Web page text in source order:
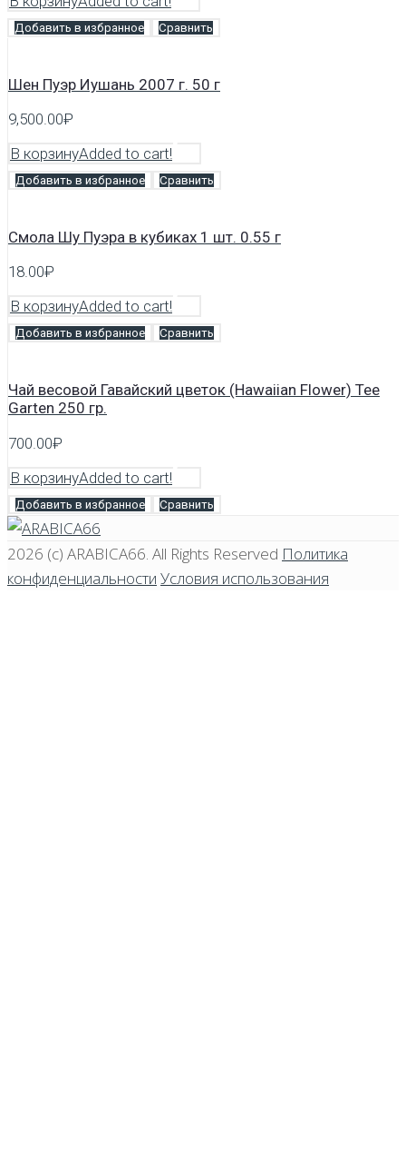
Добавить в избранное Сравнить
Шен Пуэр Иушань 2007 г. 50 г
9,500.00₽
В корзинуAdded to cart!
Добавить в избранное Сравнить
Смола Шу Пуэра в кубиках 1 шт. 0.55 г
18.00₽
В корзинуAdded to cart!
Добавить в избранное Сравнить
Чай весовой Гавайский цветок (Hawaiian Flower) Tee
Garten 250 гр.
700.00₽
В корзинуAdded to cart!
Добавить в избранное Сравнить
2026 (c) ARABICA66 . All Rights Reserved Политика
конфиденциальности Условия использования